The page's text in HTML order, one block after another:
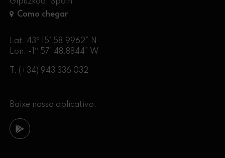
Como chegar
Lat. 43º 15’ 58.9962” N
Lon. -1º 57’ 48.8844” W
T. (+34) 943 336 032
Baixe nosso aplicativo: